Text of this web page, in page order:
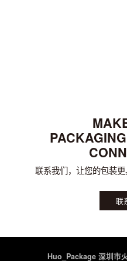
联系我们，让您的包装
联
Huo_Package 深圳市